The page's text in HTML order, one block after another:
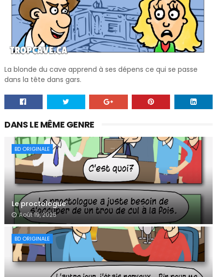
La blonde du cave apprend à ses dépens ce qui se passe
dans la tête dans gars.
DANS LE MÊME GENRE
BD ORIGINALE
Le proctologue
Août 19, 2025
BD ORIGINALE